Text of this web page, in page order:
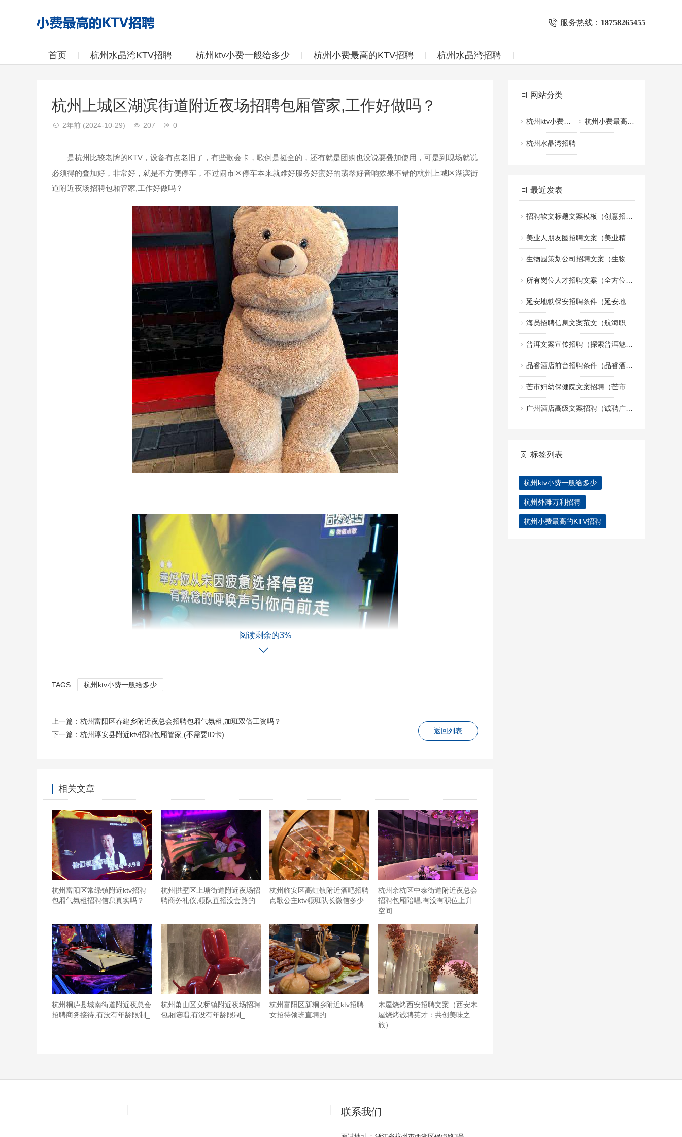
服务热线： 18758265455
首页 杭州水晶湾KTV招聘 杭州ktv小费一般给多少 杭州小费最高的KTV招聘 杭州水晶湾招聘
杭州上城区湖滨街道附近夜场招聘包厢管家,工作好做吗？
2年前 (2024-10-29) 207 0
是杭州比较老牌的KTV，设备有点老旧了，有些歌会卡，歌倒是挺全的，还有就是团购也没说要叠加使用，可是到现场就说
必须得的叠加好，非常好，就是不方便停车，不过闹市区停车本来就难好服务好蛮好的翡翠好音响效果不错的杭州上城区湖滨街
道附近夜场招聘包厢管家,工作好做吗？
说什么选了红酒就没小吃。请明确告诉消费者怎么消费。美食套餐就只有水果。估计也开不了多久了。下次不会再来。已经压根
不是以前的钱柜。欺骗消费者。叫经理不来。垃圾地方。请各位慎买套餐。隐形的规则。那些说好评的估计都是拖。,杭州上城
区湖滨街道附近夜场招聘包厢管家,工作好做吗？
阅读剩余的3%
TAGS: 杭州ktv小费一般给多少
返回列表
上一篇： 杭州富阳区春建乡附近夜总会招聘包厢气氛租,加班双倍工资吗？
下一篇： 杭州淳安县附近ktv招聘包厢管家,(不需要ID卡)
相关文章
杭州富阳区常绿镇附近ktv招聘
包厢气氛租招聘信息真实吗？
杭州拱墅区上塘街道附近夜场招
聘商务礼仪,领队直招没套路的
杭州临安区高虹镇附近酒吧招聘
点歌公主ktv领班队长微信多少
杭州余杭区中泰街道附近夜总会
招聘包厢陪唱,有没有职位上升
空间
杭州桐庐县城南街道附近夜总会
招聘商务接待,有没有年龄限制_
杭州萧山区义桥镇附近夜场招聘
包厢陪唱,有没有年龄限制_
杭州富阳区新桐乡附近ktv招聘
女招待领班直聘的
木屋烧烤西安招聘文案（西安木
屋烧烤诚聘英才：共创美味之
旅）
网站分类
杭州ktv小费一般给多少 杭州小费最高的KTV招聘
杭州水晶湾招聘
最近发表
招聘软文标题文案模板（创意招聘文案标题设计指南）
美业人朋友圈招聘文案（美业精英招募令：共创美丽事业的朋友圈）
生物园策划公司招聘文案（生物园策划团队诚邀创意文案加入）
所有岗位人才招聘文案（全方位职位人才招募宣传文案）
延安地铁保安招聘条件（延安地铁安保人员招聘标准）
海员招聘信息文案范文（航海职业机会招募启事文案示例）
普洱文案宣传招聘（探索普洱魅力，诚邀创意宣传人才加盟）
品睿酒店前台招聘条件（品睿酒店前台岗位应聘要求）
芒市妇幼保健院文案招聘（芒市妇幼保健院诚邀创意人才加入，共创健康宣传新篇章）
广州酒店高级文案招聘（诚聘广州高端酒店文案精英）
标签列表
杭州ktv小费一般给多少
杭州外滩万利招聘
杭州小费最高的KTV招聘
联系我们